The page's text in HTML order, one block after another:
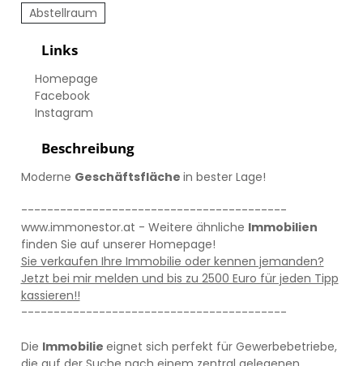
Beschreibung
Moderne Geschäftsfläche in bester Lage!
-----------------------------------------
www.immonestor.at - Weitere ähnliche Immobilien
finden Sie auf unserer Homepage!
Sie verkaufen Ihre Immobilie oder kennen jemanden?
Jetzt bei mir melden und bis zu 2500 Euro für jeden Tipp
kassieren!!
-----------------------------------------
Die Immobilie eignet sich perfekt für Gewerbebetriebe,
Abstellraum
Links
Homepage
Facebook
Instagram